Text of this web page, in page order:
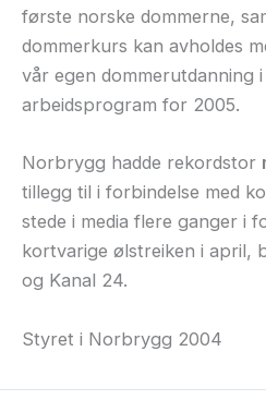
første norske dommerne,
dommerkurs kan avholdes
vår egen dommerutdanning
arbeidsprogram for 2005.
Norbrygg hadde rekordstor
tillegg til i forbindelse med
stede i media flere ganger i
kortvarige ølstreiken i april,
og Kanal 24.
Styret i Norbrygg 2004